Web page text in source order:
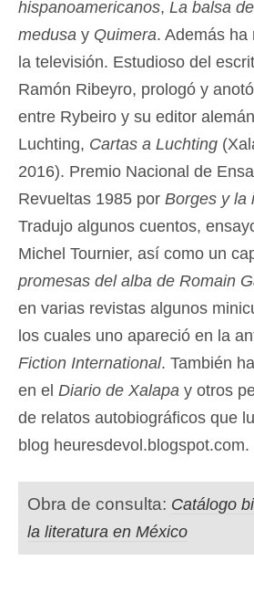
hispanoamericanos, La balsa
medusa y Quimera. Además ha
la televisión. Estudioso del
Ramón Ribeyro, prologó y
entre Rybeiro y su editor
Luchting, Cartas a Luchting
2016). Premio Nacional de
Revueltas 1985 por Borges y la
Tradujo algunos cuentos,
Michel Tournier, así como un
promesas del alba de Romain
en varias revistas algunos
los cuales uno apareció en la
Fiction International. También
en el Diario de Xalapa y otros
de relatos autobiográficos que
blog heuresdevol.blogspot.com.
Obra de consulta: Catálogo
la literatura en México